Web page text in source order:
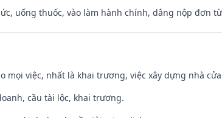
uống thuốc, vào làm hành chính, dâng nộp đơn
mọi việc, nhất là khai trương, việc xây dựng nhà
cầu tài lộc, khai trương.